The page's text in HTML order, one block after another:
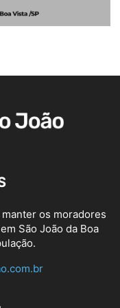
os moradores
São João da Boa